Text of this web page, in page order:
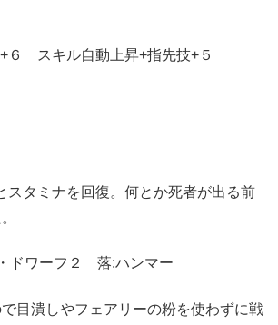
６ スキル自動上昇+指先技+５
スタミナを回復。何とか死者が出る前
ドワーフ２ 落:ハンマー
目潰しやフェアリーの粉を使わずに戦